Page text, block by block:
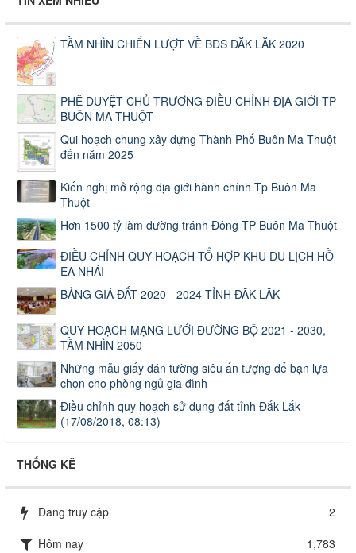
TẦM NHÌN CHIẾN LƯỢT VỀ BĐS ĐĂK LĂK 2020
PHÊ DUYỆT CHỦ TRƯƠNG ĐIỀU CHỈNH ĐỊA GIỚI TP
BUÔN MA THUỘT
Qui hoạch chung xây dựng Thành Phố Buôn Ma Thuột
đến năm 2025
Kiến nghị mở rộng địa giới hành chính Tp Buôn Ma
Thuột
Hơn 1500 tỷ làm đường tránh Đông TP Buôn Ma Thuột
ĐIỀU CHỈNH QUY HOẠCH TỔ HỢP KHU DU LỊCH HỒ
EA NHÁI
BẢNG GIÁ ĐẤT 2020 - 2024 TỈNH ĐĂK LĂK
QUY HOẠCH MẠNG LƯỚI ĐƯỜNG BỘ 2021 - 2030,
TẦM NHÌN 2050
Những mẫu giấy dán tường siêu ấn tượng để bạn lựa
chọn cho phòng ngủ gia đình
Điều chỉnh quy hoạch sử dụng đất tỉnh Đắk Lắk
(17/08/2018, 08:13)
THỐNG KÊ
Đang truy cập
2
Hôm nay
1,783